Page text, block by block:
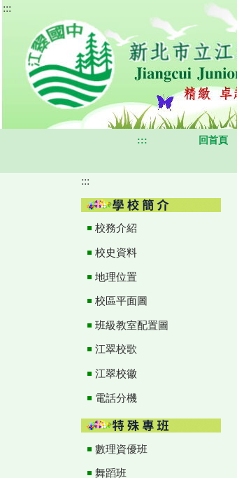
跳
:::
::: 回首頁
:::
校務介紹
校史資料
地理位置
校區平面圖
班級教室配置圖
江翠校歌
江翠校徽
電話分機
數理資優班
舞蹈班